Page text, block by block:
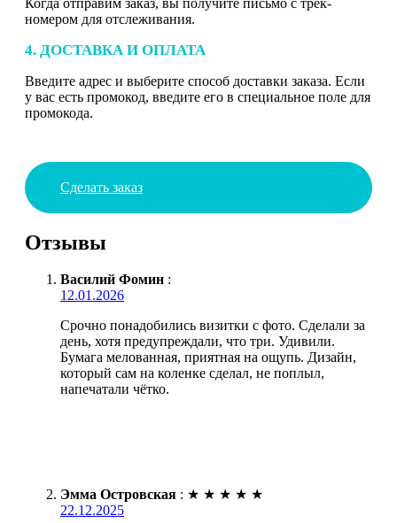
номером для отслеживания.
4. ДОСТАВКА И ОПЛАТА
Введите адрес и выберите способ доставки заказа. Если
у вас есть промокод, введите его в специальное поле для
промокода.
Сделать заказ
Отзывы
Василий Фомин :
12.01.2026
Срочно понадобились визитки с фото. Сделали за
день, хотя предупреждали, что три. Удивили.
Бумага мелованная, приятная на ощупь. Дизайн,
который сам на коленке сделал, не поплыл,
напечатали чётко.
Эмма Островская : ★ ★ ★ ★ ★
22.12.2025